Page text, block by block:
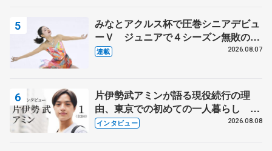
みなとアクルス杯で圧巻シニアデビュ
ーＶ ジュニアで４シーズン無敗の島
田麻央
連載 2026.08.07
片伊勢武アミンが語る現役続行の理
由、東京での初めての一人暮らし 注
目スケーターの「今」に迫る
インタビュー 2026.08.08